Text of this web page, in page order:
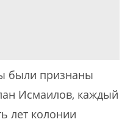
были признаны
Исмаилов, каждый
лет колонии